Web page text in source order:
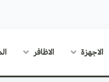
الاجهزة الاظافر